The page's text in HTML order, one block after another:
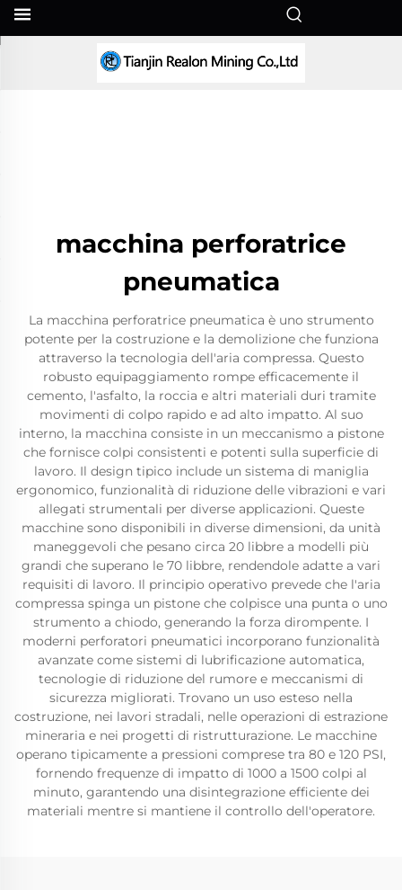
macchina perforatrice
pneumatica
La macchina perforatrice pneumatica è uno strumento
potente per la costruzione e la demolizione che funziona
attraverso la tecnologia dell'aria compressa. Questo
robusto equipaggiamento rompe efficacemente il
cemento, l'asfalto, la roccia e altri materiali duri tramite
movimenti di colpo rapido e ad alto impatto. Al suo
interno, la macchina consiste in un meccanismo a pistone
che fornisce colpi consistenti e potenti sulla superficie di
lavoro. Il design tipico include un sistema di maniglia
ergonomico, funzionalità di riduzione delle vibrazioni e vari
allegati strumentali per diverse applicazioni. Queste
macchine sono disponibili in diverse dimensioni, da unità
maneggevoli che pesano circa 20 libbre a modelli più
grandi che superano le 70 libbre, rendendole adatte a vari
requisiti di lavoro. Il principio operativo prevede che l'aria
compressa spinga un pistone che colpisce una punta o uno
strumento a chiodo, generando la forza dirompente. I
moderni perforatori pneumatici incorporano funzionalità
avanzate come sistemi di lubrificazione automatica,
tecnologie di riduzione del rumore e meccanismi di
sicurezza migliorati. Trovano un uso esteso nella
costruzione, nei lavori stradali, nelle operazioni di estrazione
mineraria e nei progetti di ristrutturazione. Le macchine
operano tipicamente a pressioni comprese tra 80 e 120 PSI,
fornendo frequenze di impatto di 1000 a 1500 colpi al
minuto, garantendo una disintegrazione efficiente dei
materiali mentre si mantiene il controllo dell'operatore.